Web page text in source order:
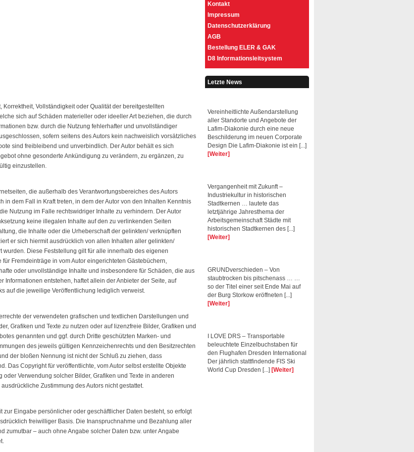
Vollständigkeit oder Qualität der bereitgestellten
sich auf Schäden materieller oder ideeller Art beziehen, die durch
bzw. durch die Nutzung fehlerhafter und unvollständiger
sofern seitens des Autors kein nachweislich vorsätzliches
sind freibleibend und unverbindlich. Der Autor behält es sich
ohne gesonderte Ankündigung zu verändern, zu ergänzen, zu
einzustellen.
die außerhalb des Verantwortungsbereiches des Autors
dem Fall in Kraft treten, in dem der Autor von den Inhalten Kenntnis
Nutzung im Falle rechtswidriger Inhalte zu verhindern. Der Autor
keine illegalen Inhalte auf den zu verlinkenden Seiten
die Inhalte oder die Urheberschaft der gelinkten/ verknüpften
er sich hiermit ausdrücklich von allen Inhalten aller gelinkten/
Diese Feststellung gilt für alle innerhalb des eigenen
Fremdeinträge in vom Autor eingerichteten Gästebüchern,
oder unvollständige Inhalte und insbesondere für Schäden, die aus
entstehen, haftet allein der Anbieter der Seite, auf
auf die jeweilige Veröffentlichung lediglich verweist.
der verwendeten grafischen und textlichen Darstellungen und
Grafiken und Texte zu nutzen oder auf lizenzfreie Bilder, Grafiken und
genannten und ggf. durch Dritte geschützten Marken- und
des jeweils gültigen Kennzeichenrechts und den Besitzrechten
der bloßen Nennung ist nicht der Schluß zu ziehen, dass
Das Copyright für veröffentlichte, vom Autor selbst erstellte Objekte
Verwendung solcher Bilder, Grafiken und Texte in anderen
Zustimmung des Autors nicht gestattet.
Eingabe persönlicher oder geschäftlicher Daten besteht, so erfolgt
freiwilliger Basis. Die Inanspruchnahme und Bezahlung aller
zumutbar – auch ohne Angabe solcher Daten bzw. unter Angabe
Kontakt
Impressum
Datenschutzerklärung
AGB
Bestellung ELER & GAK
D8 Informationsleitsystem
Letzte News
Vereinheitlichte Außendarstellung
aller Standorte und Angebote der
Lafim-Diakonie durch eine neue
Beschilderung im neuen Corporate
Design Die Lafim-Diakonie ist ein [...]
[Weiter]
Vergangenheit mit Zukunft –
Industriekultur in historischen
Stadtkernen … lautete das
letztjährige Jahresthema der
Arbeitsgemeinschaft Städte mit
historischen Stadtkernen des [...]
[Weiter]
GRUNDverschieden – Von
staubtrocken bis pitschenass … …
so der Titel einer seit Ende Mai auf
der Burg Storkow eröffneten [...]
[Weiter]
I LOVE DRS – Transportable
beleuchtete Einzelbuchstaben für
den Flughafen Dresden International
Der jährlich stattfindende FIS Ski
World Cup Dresden [...] [Weiter]